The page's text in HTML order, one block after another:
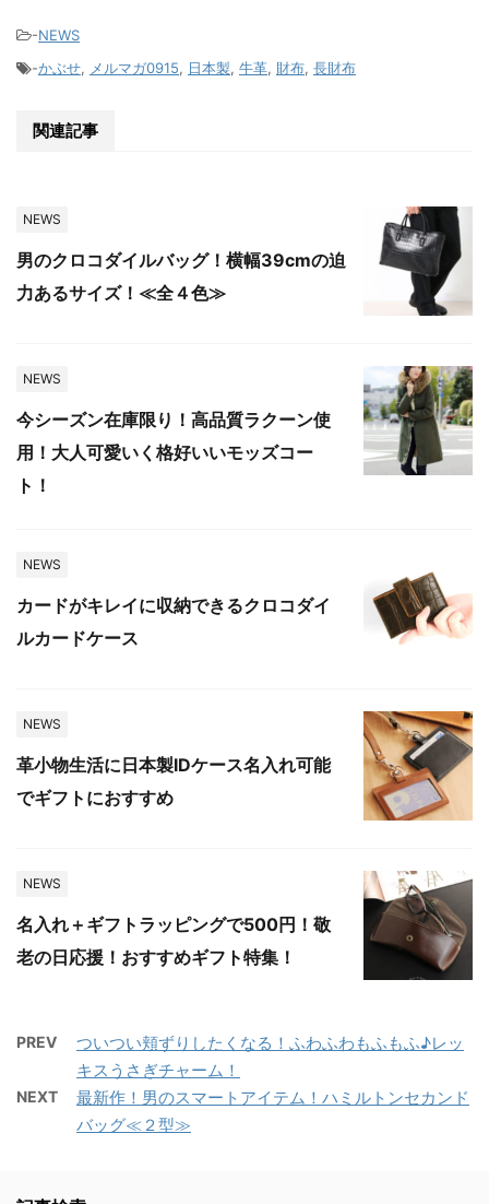
-NEWS
-かぶせ, メルマガ0915, 日本製, 牛革, 財布, 長財布
関連記事
NEWS
男のクロコダイルバッグ！横幅39cmの迫
力あるサイズ！≪全４色≫
NEWS
今シーズン在庫限り！高品質ラクーン使
用！大人可愛いく格好いいモッズコー
ト！
NEWS
カードがキレイに収納できるクロコダイ
ルカードケース
NEWS
革小物生活に日本製IDケース名入れ可能
でギフトにおすすめ
NEWS
名入れ＋ギフトラッピングで500円！敬
老の日応援！おすすめギフト特集！
PREV
ついつい頬ずりしたくなる！ふわふわもふもふ♪レッ
キスうさぎチャーム！
NEXT
最新作！男のスマートアイテム！ハミルトンセカンド
バッグ≪２型≫